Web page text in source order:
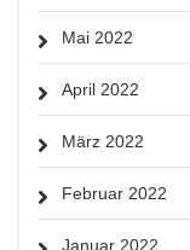
Mai 2022
April 2022
März 2022
Februar 2022
Januar 2022